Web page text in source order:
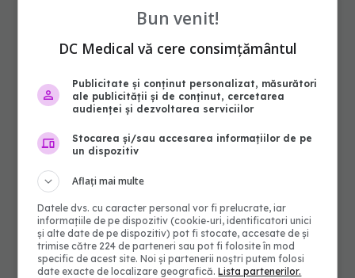
Bun venit!
DC Medical vă cere consimțământul
Publicitate și conținut personalizat, măsurători
ale publicității și de conținut, cercetarea
audienței și dezvoltarea serviciilor
Stocarea și/sau accesarea informațiilor de pe
un dispozitiv
Aflați mai multe
Datele dvs. cu caracter personal vor fi prelucrate, iar
informațiile de pe dispozitiv (cookie-uri, identificatori unici
și alte date de pe dispozitiv) pot fi stocate, accesate de și
trimise către 224 de parteneri sau pot fi folosite în mod
specific de acest site. Noi și partenerii noștri putem folosi
date exacte de localizare geografică.Lista partenerilor.